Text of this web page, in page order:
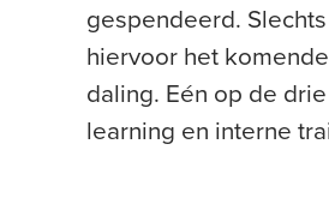
gespendeerd.
hiervoor het
daling. Eén op de
learning en interne